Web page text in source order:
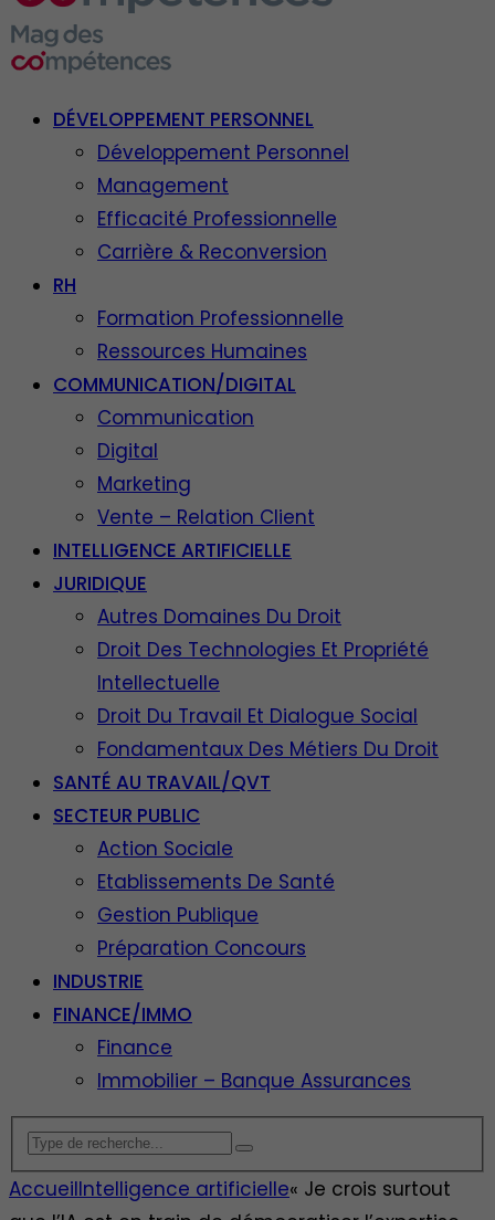
DÉVELOPPEMENT PERSONNEL
Développement Personnel
Management
Efficacité Professionnelle
Carrière & Reconversion
RH
Formation Professionnelle
Ressources Humaines
COMMUNICATION/DIGITAL
Communication
Digital
Marketing
Vente – Relation Client
INTELLIGENCE ARTIFICIELLE
JURIDIQUE
Autres Domaines Du Droit
Droit Des Technologies Et Propriété
Intellectuelle
Droit Du Travail Et Dialogue Social
Fondamentaux Des Métiers Du Droit
SANTÉ AU TRAVAIL/QVT
SECTEUR PUBLIC
Action Sociale
Etablissements De Santé
Gestion Publique
Préparation Concours
INDUSTRIE
FINANCE/IMMO
Finance
Immobilier – Banque Assurances
AccueilIntelligence artificielle« Je crois surtout